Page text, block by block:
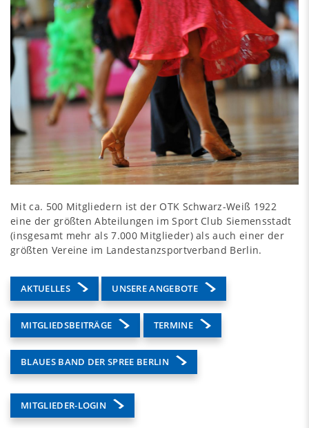
Mit ca. 500 Mitgliedern ist der OTK Schwarz-Weiß 1922
eine der größten Abteilungen im Sport Club Siemensstadt
(insgesamt mehr als 7.000 Mitglieder) als auch einer der
größten Vereine im Landestanzsportverband Berlin.
AKTUELLES UNSERE ANGEBOTE
MITGLIEDSBEITRÄGE TERMINE
BLAUES BAND DER SPREE BERLIN
MITGLIEDER-LOGIN